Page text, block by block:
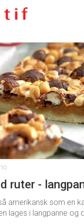
ruter -
amerikansk som en
lages i langpanne og